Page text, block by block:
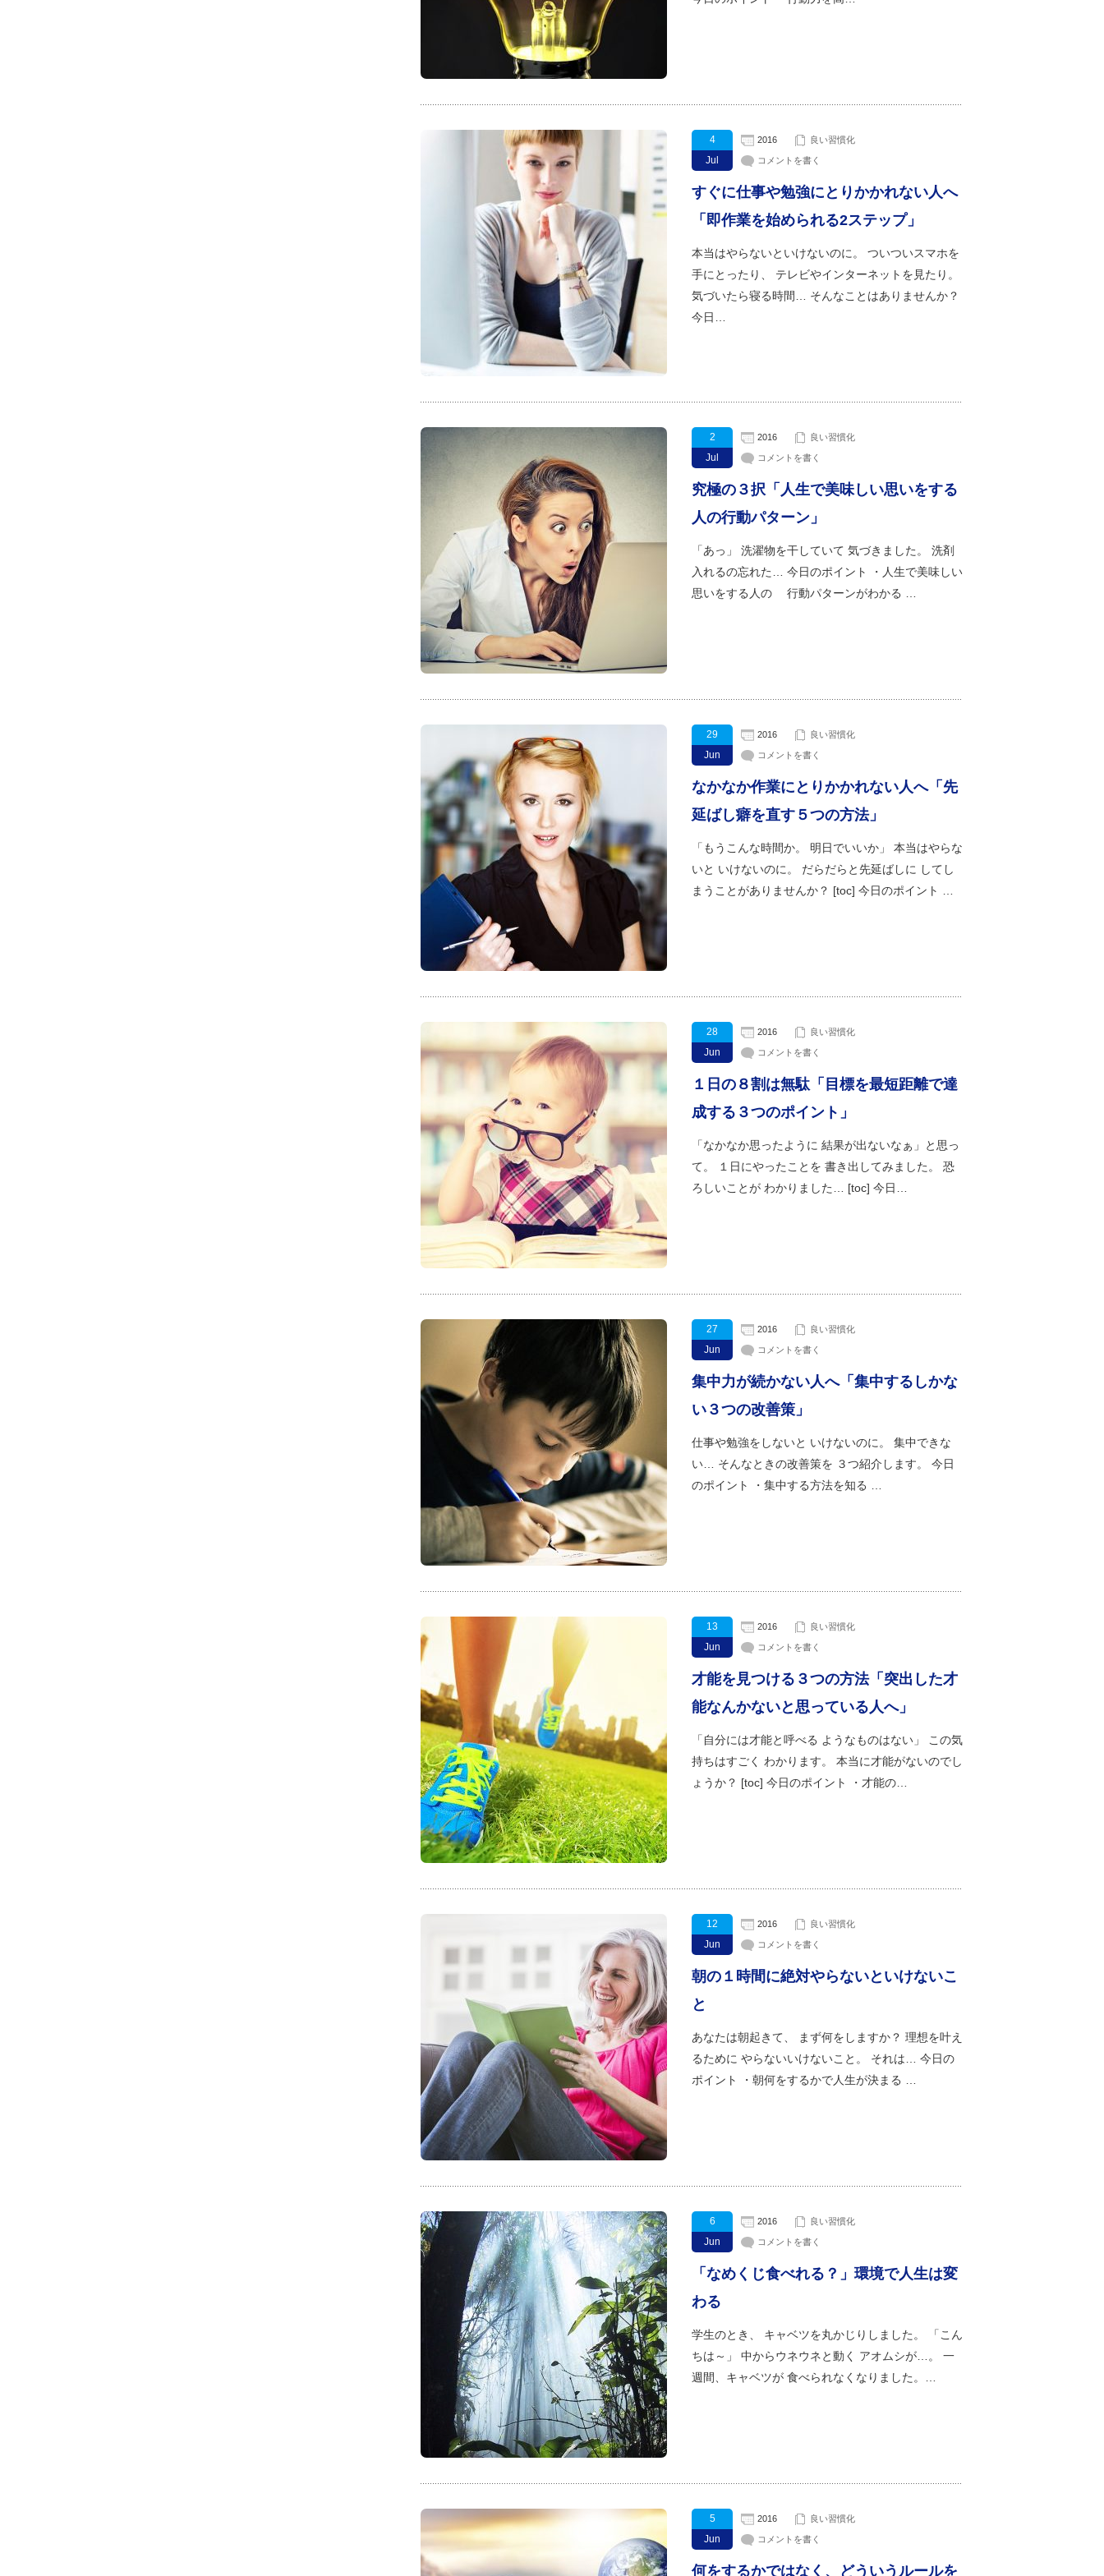
4
Jul
2016 良い習慣化
コメントを書く
すぐに仕事や勉強にとりかかれない人へ
「即作業を始められる2ステップ」
本当はやらないといけないのに。 ついついスマホを
手にとったり、 テレビやインターネットを見たり。
気づいたら寝る時間… そんなことはありませんか？
今日…
2
Jul
2016 良い習慣化
コメントを書く
究極の３択「人生で美味しい思いをする
人の行動パターン」
「あっ」 洗濯物を干していて 気づきました。 洗剤
入れるの忘れた… 今日のポイント ・人生で美味しい
思いをする人の 行動パターンがわかる …
29
Jun
2016 良い習慣化
コメントを書く
なかなか作業にとりかかれない人へ「先
延ばし癖を直す５つの方法」
「もうこんな時間か。 明日でいいか」 本当はやらな
いと いけないのに。 だらだらと先延ばしに してし
まうことがありませんか？ [toc] 今日のポイント …
28
Jun
2016 良い習慣化
コメントを書く
１日の８割は無駄「目標を最短距離で達
成する３つのポイント」
「なかなか思ったように 結果が出ないなぁ」と思っ
て。 １日にやったことを 書き出してみました。 恐
ろしいことが わかりました… [toc] 今日…
27
Jun
2016 良い習慣化
コメントを書く
集中力が続かない人へ「集中するしかな
い３つの改善策」
仕事や勉強をしないと いけないのに。 集中できな
い… そんなときの改善策を ３つ紹介します。 今日
のポイント ・集中する方法を知る …
13
Jun
2016 良い習慣化
コメントを書く
才能を見つける３つの方法「突出した才
能なんかないと思っている人へ」
「自分には才能と呼べる ようなものはない」 この気
持ちはすごく わかります。 本当に才能がないのでし
ょうか？ [toc] 今日のポイント ・才能の…
12
Jun
2016 良い習慣化
コメントを書く
朝の１時間に絶対やらないといけないこ
と
あなたは朝起きて、 まず何をしますか？ 理想を叶え
るために やらないいけないこと。 それは… 今日の
ポイント ・朝何をするかで人生が決まる …
6
Jun
2016 良い習慣化
コメントを書く
「なめくじ食べれる？」環境で人生は変
わる
学生のとき、 キャベツを丸かじりしました。 「こん
ちは～」 中からウネウネと動く アオムシが…。 一
週間、キャベツが 食べられなくなりました。…
5
Jun
2016 良い習慣化
コメントを書く
何をするかではなく、どういうルールを